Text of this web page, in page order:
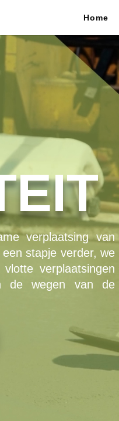
Home
verplaatsing van
stapje verder, we
verplaatsingen
de wegen van de